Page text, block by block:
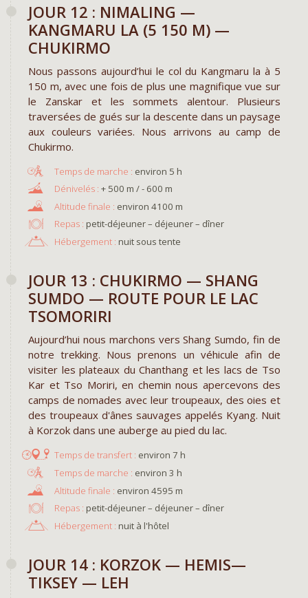
JOUR 12 : NIMALING —
KANGMARU LA (5 150 M) —
CHUKIRMO
Nous passons aujourd’hui le col du Kangmaru la à 5
150 m, avec une fois de plus une magnifique vue sur
le Zanskar et les sommets alentour. Plusieurs
traversées de gués sur la descente dans un paysage
aux couleurs variées. Nous arrivons au camp de
Chukirmo.
environ 5 h
+ 500 m / - 600 m
environ 4100 m
Repas : petit-déjeuner – déjeuner – dîner
Hébergement : nuit sous tente
JOUR 13 : CHUKIRMO — SHANG
SUMDO — ROUTE POUR LE LAC
TSOMORIRI
Aujourd’hui nous marchons vers Shang Sumdo, fin de
notre trekking. Nous prenons un véhicule afin de
visiter les plateaux du Chanthang et les lacs de Tso
Kar et Tso Moriri, en chemin nous apercevons des
camps de nomades avec leur troupeaux, des oies et
des troupeaux d'ânes sauvages appelés Kyang. Nuit
à Korzok dans une auberge au pied du lac.
environ 7 h
environ 3 h
environ 4595 m
Repas : petit-déjeuner – déjeuner – dîner
Hébergement : nuit à l'hôtel
JOUR 14 : KORZOK — HEMIS—
TIKSEY — LEH